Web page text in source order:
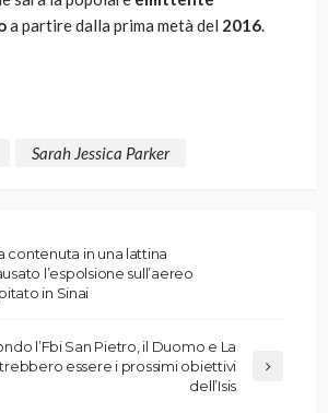
a partire dalla prima metà del 2016.
Sarah Jessica Parker
contenuta in una lattina
l’espolsione sull’aereo
in Sinai
l’Fbi San Pietro, il Duomo e La
essere i prossimi obiettivi
dell’Isis